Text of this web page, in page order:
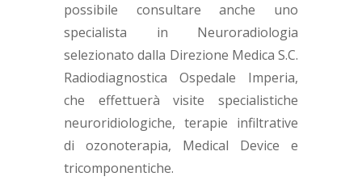
possibile consultare anche uno
specialista in Neuroradiologia
selezionato dalla Direzione Medica S.C.
Radiodiagnostica Ospedale Imperia,
che effettuerà visite specialistiche
neuroridiologiche, terapie infiltrative
di ozonoterapia, Medical Device e
tricomponentiche.